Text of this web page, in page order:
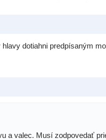
dotiahni predpísaným
a valec. Musí zodpovedať